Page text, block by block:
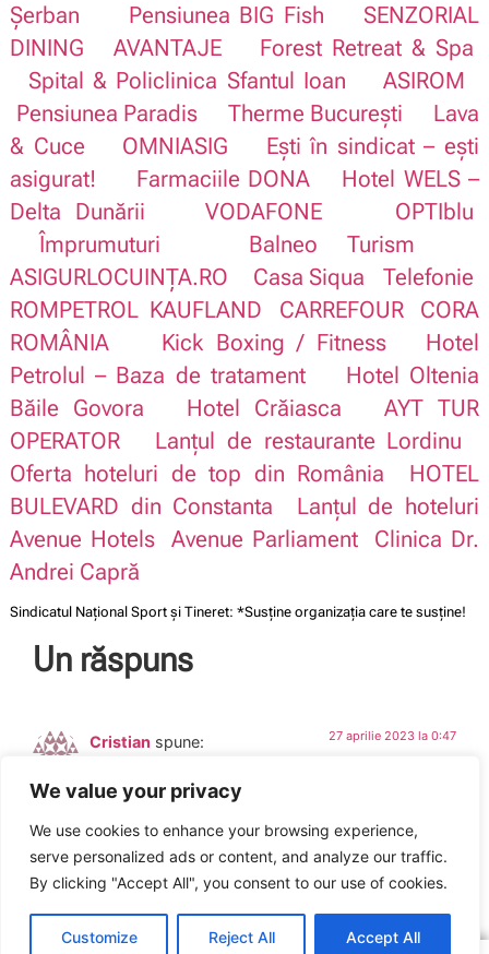
We value your privacy
We use cookies to enhance your browsing experience,
serve personalized ads or content, and analyze our traffic.
By clicking "Accept All", you consent to our use of cookies.
Customize Reject All Accept All
Șerban
Pensiunea BIG Fish
SENZORIAL
DINING
AVANTAJE
Forest Retreat & Spa
Spital & Policlinica Sfantul Ioan
ASIROM
Pensiunea Paradis
Therme București
Lava
& Cuce
OMNIASIG
Ești în sindicat – ești
asigurat!
Farmaciile DONA
Hotel WELS –
Delta Dunării
VODAFONE
OPTIblu
Împrumuturi
Balneo Turism
ASIGURLOCUINȚA.RO
Casa Siqua
Telefonie
ROMPETROL KAUFLAND CARREFOUR
CORA
ROMÂNIA
Kick Boxing / Fitness
Hotel
Petrolul – Baza de tratament
Hotel Oltenia
Băile Govora
Hotel Crăiasca
AYT TUR
OPERATOR
Lanțul de restaurante Lordinu
Oferta hoteluri de top din România
HOTEL
BULEVARD din Constanta
Lanțul de hoteluri
Avenue Hotels
Avenue Parliament
Clinica Dr.
Andrei Capră
Sindicatul Național Sport și Tineret: *Susține organizația care te susține!
Un răspuns
Cristian spune: 27 aprilie 2023 la 0:47
Mersi de informatii si apreciez acest blog tocmai pentru
informatia scrisa scurt si la obiect!
ARTICOLUL ANTERIOR
Seria workshopurilor #SportCurat a continuat la Brașov